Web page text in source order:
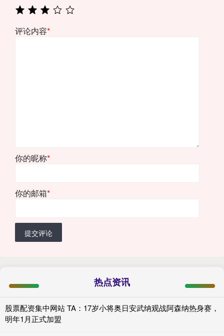
评论内容*
你的昵称*
你的邮箱*
提交评论
热点资讯
股票配资集中网站 TA：17岁小将奥日安武纳观战阿森纳热身赛，
明年1月正式加盟